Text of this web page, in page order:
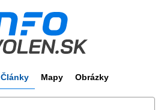
Články Mapy Obrázky